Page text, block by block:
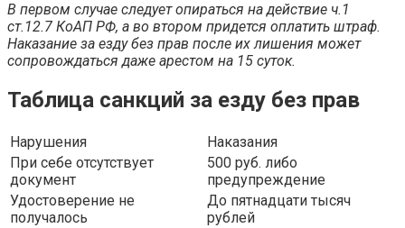
В первом случае следует опираться на действие ч.1
ст.12.7 КоАП РФ, а во втором придется оплатить штраф.
Наказание за езду без прав после их лишения может
сопровождаться даже арестом на 15 суток.
Таблица санкций за езду без прав
Нарушения
Наказания
При себе отсутствует
документ
500 руб. либо
предупреждение
Удостоверение не
получалось
До пятнадцати тысяч
рублей